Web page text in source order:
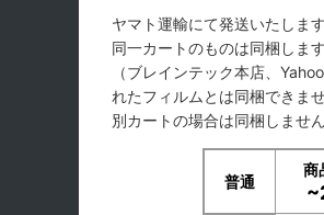
ヤマト運輸にて発送いたします
同一カートのものは同梱します
（ブレインテック本店、
れたフィルムとは同梱できませ
別カートの場合は同梱しません
普通
商